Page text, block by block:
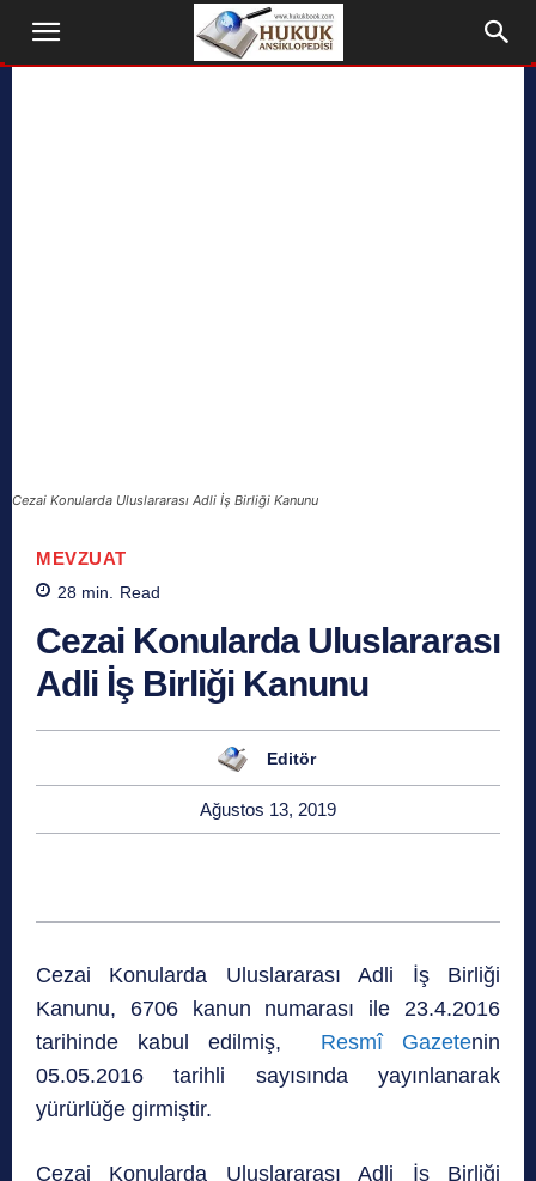
Cezai Konularda Uluslararası Adli İş Birliği Kanunu
MEVZUAT
28 min. Read
Cezai Konularda Uluslararası
Adli İş Birliği Kanunu
Editör
Ağustos 13, 2019
Cezai Konularda Uluslararası Adli İş Birliği
Kanunu, 6706 kanun numarası ile 23.4.2016
tarihinde kabul edilmiş, Resmî Gazetenin
05.05.2016 tarihli sayısında yayınlanarak
yürürlüğe girmiştir.
Cezai Konularda Uluslararası Adli İş Birliği